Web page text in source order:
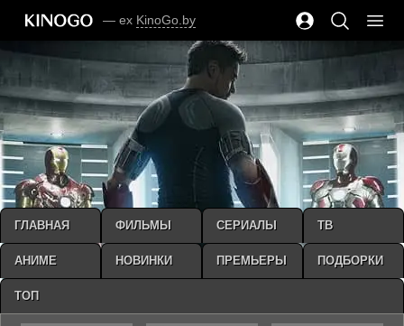
— ex KinoGo.by
ГЛАВНАЯ ФИЛЬМЫ СЕРИАЛЫ ТВ
АНИМЕ НОВИНКИ ПРЕМЬЕРЫ ПОДБОРКИ
ТОП